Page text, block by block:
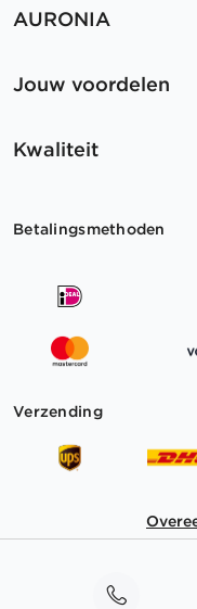
AURONIA
Jouw voordelen
Kwaliteit
Betalingsmethoden
Verzending